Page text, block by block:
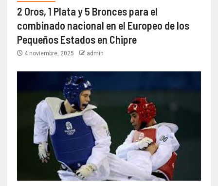
2 Oros, 1 Plata y 5 Bronces para el
combinado nacional en el Europeo de los
Pequeños Estados en Chipre
4 noviembre, 2025 admin